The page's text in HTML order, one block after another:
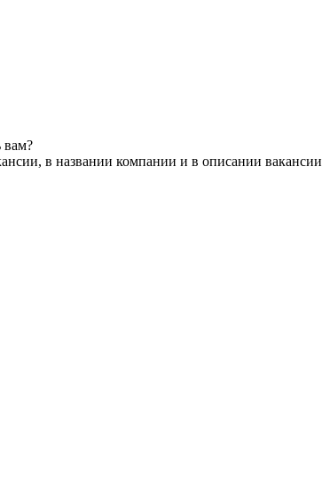
вам?
в названии компании и в описании вакансии